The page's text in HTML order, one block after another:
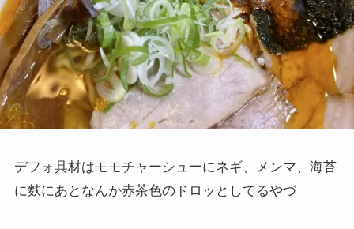
デフォ具材はモモチャーシューにネギ、メンマ、海苔
に麩にあとなんか赤茶色のドロッとしてるやづ